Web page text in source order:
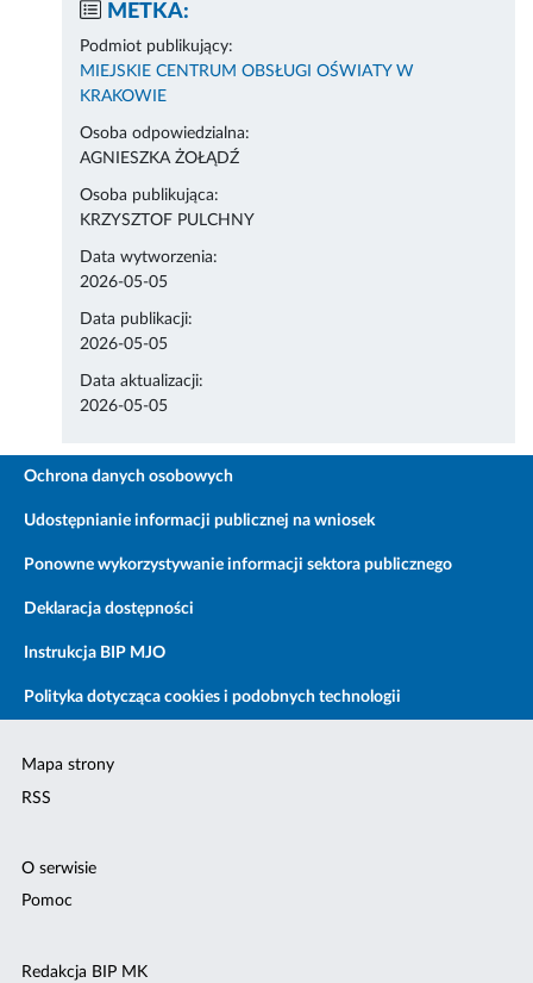
METKA:
Podmiot publikujący:
MIEJSKIE CENTRUM OBSŁUGI OŚWIATY W
KRAKOWIE
Osoba odpowiedzialna:
AGNIESZKA ŻOŁĄDŹ
Osoba publikująca:
KRZYSZTOF PULCHNY
Data wytworzenia:
2026-05-05
Data publikacji:
2026-05-05
Data aktualizacji:
2026-05-05
Ochrona danych osobowych
Udostępnianie informacji publicznej na wniosek
Ponowne wykorzystywanie informacji sektora publicznego
Deklaracja dostępności
Instrukcja BIP MJO
Polityka dotycząca cookies i podobnych technologii
Mapa strony
RSS
O serwisie
Pomoc
Redakcja BIP MK